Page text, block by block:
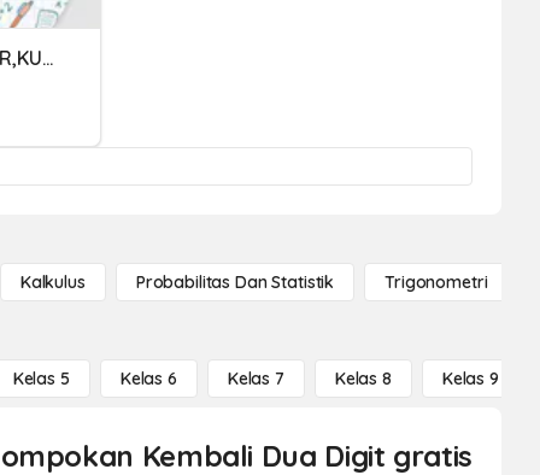
PERKALIAN ANGKA KEMBAR,KUADRAT,PANGKAT DUA
Kalkulus Probabilitas Dan Statistik Trigonometri
Kelas 5 Kelas 6 Kelas 7 Kelas 8 Kelas 9
Kembali Dua Digit gratis